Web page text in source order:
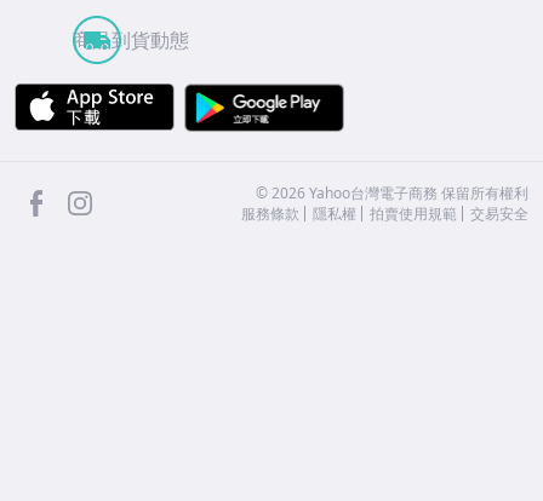
商品到貨動態
APP Store
facebook ©2026 Yahoo台灣電子商務 保留所有權利
服務條款
隱私權 拍賣使用規範 交易安全